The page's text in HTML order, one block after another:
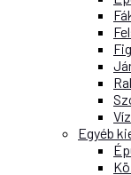
Egyéb